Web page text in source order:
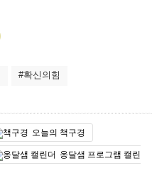
#확신의힘
오늘의 책구경
옹달샘 프로그램 캘린